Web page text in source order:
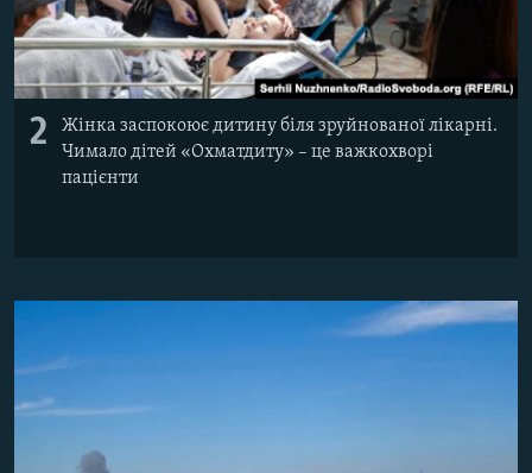
2
Жінка заспокоює дитину біля зруйнованої лікарні.
Чимало дітей «Охматдиту» – це важкохворі
пацієнти